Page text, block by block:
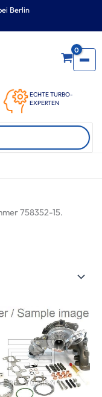
Berlin
ECHTE TURBO-
EXPERTEN
0
758352-15.